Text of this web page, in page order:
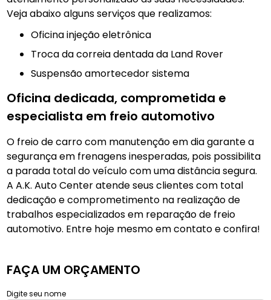
Veja abaixo alguns serviços que realizamos:
Oficina injeção eletrônica
Troca da correia dentada da Land Rover
Suspensão amortecedor sistema
Oficina dedicada, comprometida e
especialista em freio automotivo
O freio de carro com manutenção em dia garante a
segurança em frenagens inesperadas, pois possibilita
a parada total do veículo com uma distância segura.
A A.K. Auto Center atende seus clientes com total
dedicação e comprometimento na realização de
trabalhos especializados em reparação de freio
automotivo. Entre hoje mesmo em contato e confira!
FAÇA UM ORÇAMENTO
Digite seu nome